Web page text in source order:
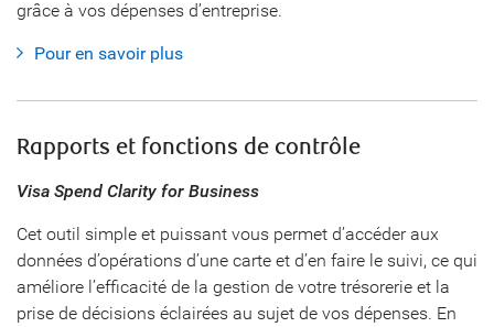
grâce à vos dépenses d’entreprise.
Pour en savoir plus
Rapports et fonctions de contrôle
Visa Spend Clarity for Business
Cet outil simple et puissant vous permet d’accéder aux
données d’opérations d’une carte et d’en faire le suivi, ce qui
améliore l’efficacité de la gestion de votre trésorerie et la
prise de décisions éclairées au sujet de vos dépenses. En